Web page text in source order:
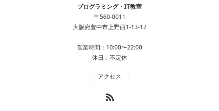
プログラミング・IT教室
〒560-0011
大阪府豊中市上野西1-13-12
営業時間：10:00〜22:00
休日：不定休
アクセス